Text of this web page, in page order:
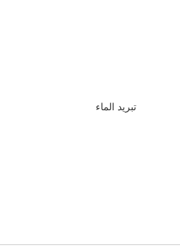
تبريد الماء